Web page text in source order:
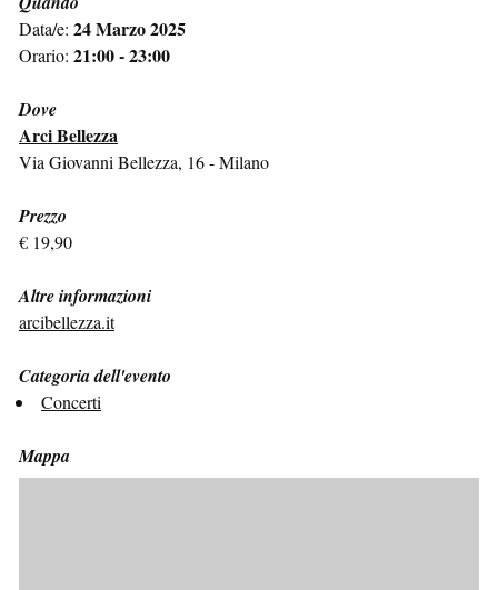
Data/e: 24 Marzo 2025
Orario: 21:00 - 23:00
Dove
Arci Bellezza
Via Giovanni Bellezza, 16 - Milano
Prezzo
€ 19,90
Altre informazioni
arcibellezza.it
Categoria dell'evento
Concerti
Mappa